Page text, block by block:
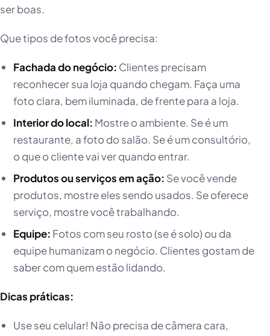
ser boas.
Que tipos de fotos você precisa:
Fachada do negócio: Clientes precisam
reconhecer sua loja quando chegam. Faça uma
foto clara, bem iluminada, de frente para a loja.
Interior do local: Mostre o ambiente. Se é um
restaurante, a foto do salão. Se é um consultório,
o que o cliente vai ver quando entrar.
Produtos ou serviços em ação: Se você vende
produtos, mostre eles sendo usados. Se oferece
serviço, mostre você trabalhando.
Equipe: Fotos com seu rosto (se é solo) ou da
equipe humanizam o negócio. Clientes gostam de
saber com quem estão lidando.
Dicas práticas:
Use seu celular! Não precisa de câmera cara,